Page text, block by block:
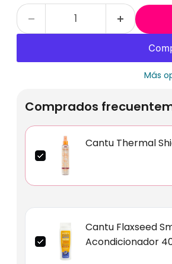
Más
Comprados
Cantu Thermal
Cantu Flaxseed
Acondicionador